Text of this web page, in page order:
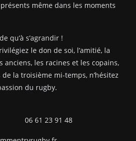
même dans les moments
qu’à s’agrandir !
le don de soi, l’amitié, la
anciens, les racines et les copains,
la troisième mi-temps, n’hésitez
du rugby.
06 61 23 91 48